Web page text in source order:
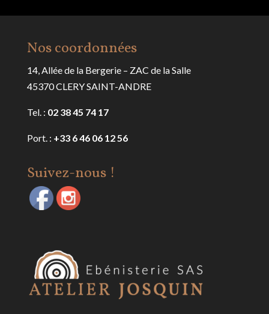
Nos coordonnées
14, Allée de la Bergerie – ZAC de la Salle
45370 CLERY SAINT-ANDRE
Tel. : 02 38 45 74 17
Port. : +33 6 46 06 12 56
Suivez-nous !